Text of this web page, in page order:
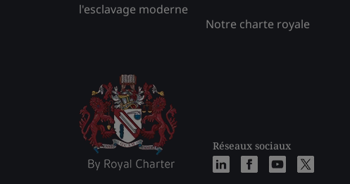
l'esclavage moderne
Notre charte royale
Réseaux sociaux